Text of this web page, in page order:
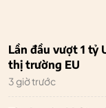
Lần đầu vượt 1 tỷ
thị trường EU
3 giờ trước